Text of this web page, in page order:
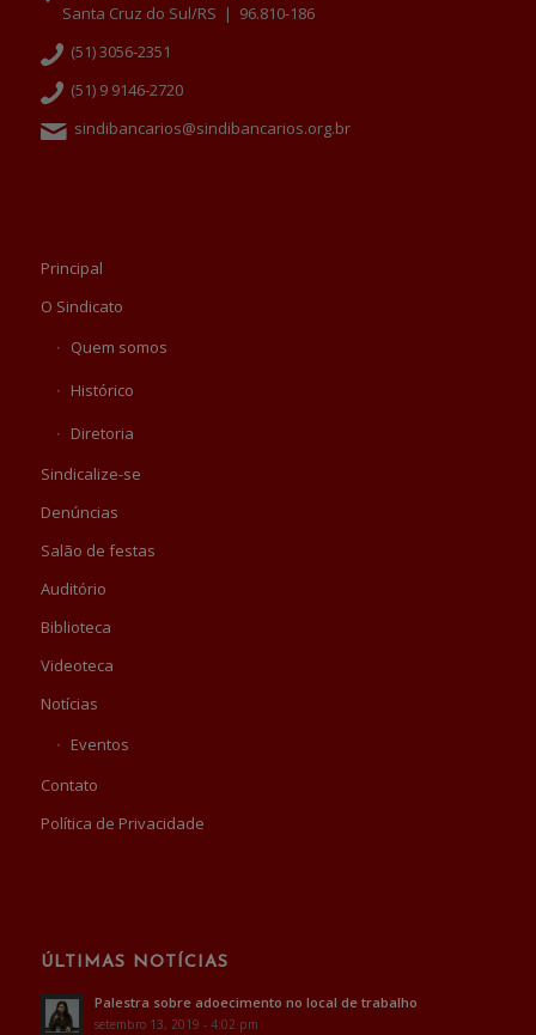
Santa Cruz do Sul/RS | 96.810-186
(51) 3056-2351
(51) 9 9146-2720
sindibancarios@sindibancarios.org.br
Principal
O Sindicato
Quem somos
Histórico
Diretoria
Sindicalize-se
Denúncias
Salão de festas
Auditório
Biblioteca
Videoteca
Notícias
Eventos
Contato
Política de Privacidade
ÚLTIMAS NOTÍCIAS
Palestra sobre adoecimento no local de trabalho
setembro 13, 2019 - 4:02 pm